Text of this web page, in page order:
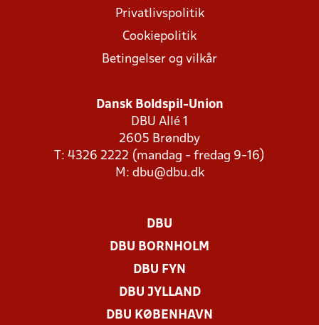
Privatlivspolitik
Cookiepolitik
Betingelser og vilkår
Dansk Boldspil-Union
DBU Allé 1
2605 Brøndby
T: 4326 2222 (mandag - fredag 9-16)
M: dbu@dbu.dk
DBU
DBU BORNHOLM
DBU FYN
DBU JYLLAND
DBU KØBENHAVN